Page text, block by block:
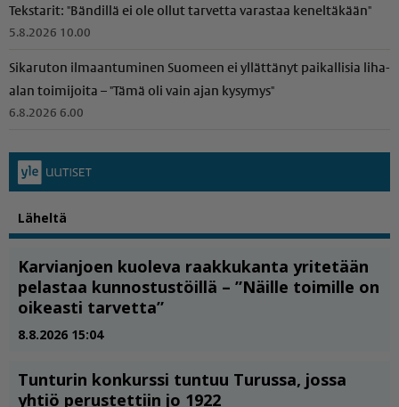
Tekstarit: "Bändillä ei ole ollut tarvetta varastaa keneltäkään"
5.8.2026 10.00
Sikaruton ilmaantuminen Suomeen ei yllättänyt paikallisia liha-
alan toimijoita – "Tämä oli vain ajan kysymys"
6.8.2026 6.00